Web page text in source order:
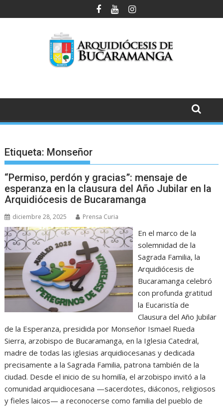
al
Etiqueta: Monseñor
“Permiso, perdón y gracias”: mensaje de
esperanza en la clausura del Año Jubilar en la
Arquidiócesis de Bucaramanga
diciembre 28, 2025 Prensa Curia
En el marco de la
solemnidad de la
Sagrada Familia, la
Arquidiócesis de
Bucaramanga celebró
con profunda gratitud
la Eucaristía de
Clausura del Año Jubilar
de la Esperanza, presidida por Monseñor Ismael Rueda
Sierra, arzobispo de Bucaramanga, en la Iglesia Catedral,
madre de todas las iglesias arquidiocesanas y dedicada
precisamente a la Sagrada Familia, patrona también de la
ciudad. Desde el inicio de su homilía, el arzobispo invitó a la
comunidad arquidiocesana —sacerdotes, diáconos, religiosos
y fieles laicos— a reconocerse como familia del pueblo de